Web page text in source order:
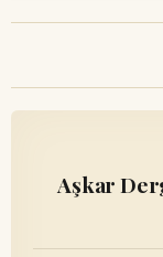
Aşkar